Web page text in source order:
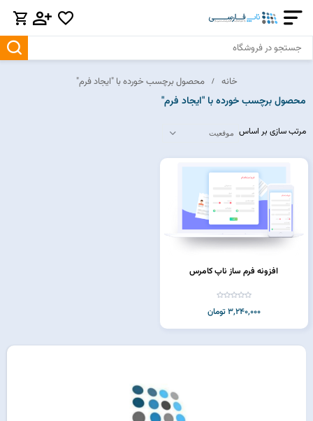
خانه محصول برچسب خورده با "ایجاد فرم"
محصول برچسب خورده با "ایجاد فرم"
مرتب سازی بر اساس
افزونه فرم ساز ناپ کامرس
3,240,000 تومان